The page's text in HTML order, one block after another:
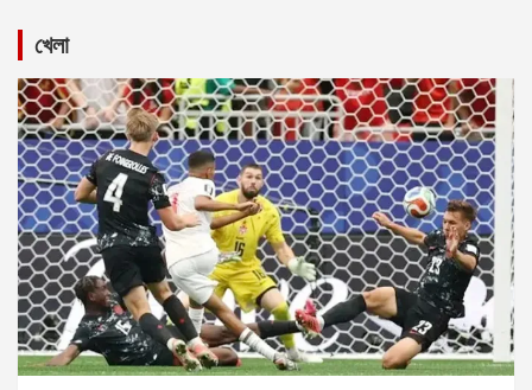
খেলা